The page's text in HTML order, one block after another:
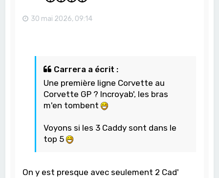
30 mai 2026, 09:14
Carrera a écrit :
Une première ligne Corvette au
Corvette GP ? Incroyab', les bras
m'en tombent
Voyons si les 3 Caddy sont dans le
top 5
On y est presque avec seulement 2 Cad'